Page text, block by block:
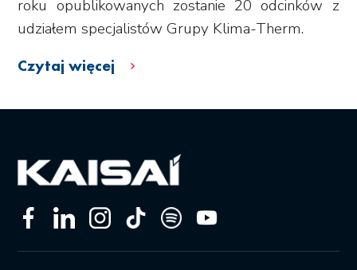
roku opublikowanych zostanie 20 odcinków z
udziałem specjalistów Grupy Klima-Therm.
Czytaj więcej